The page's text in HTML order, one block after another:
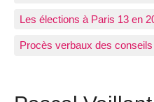
Les élections à Paris 13 en
Procès verbaux des